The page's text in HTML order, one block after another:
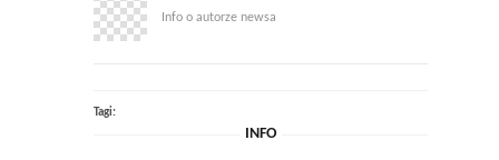
Info o autorze newsa
Tagi:
INFO